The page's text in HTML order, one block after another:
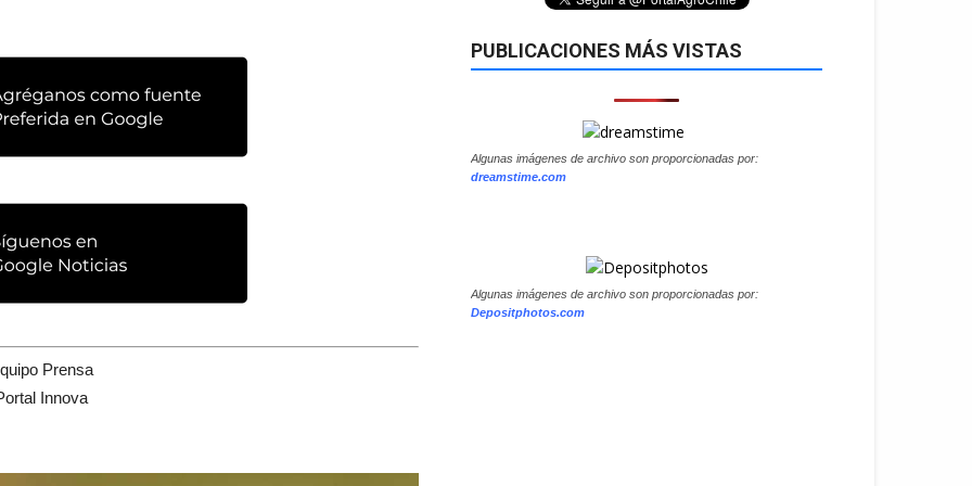
Prensa
Innova
PUBLICACIONES MÁS VISTAS
Algunas imágenes de archivo son proporcionadas por:
dreamstime.com
Algunas imágenes de archivo son proporcionadas por:
Depositphotos.com